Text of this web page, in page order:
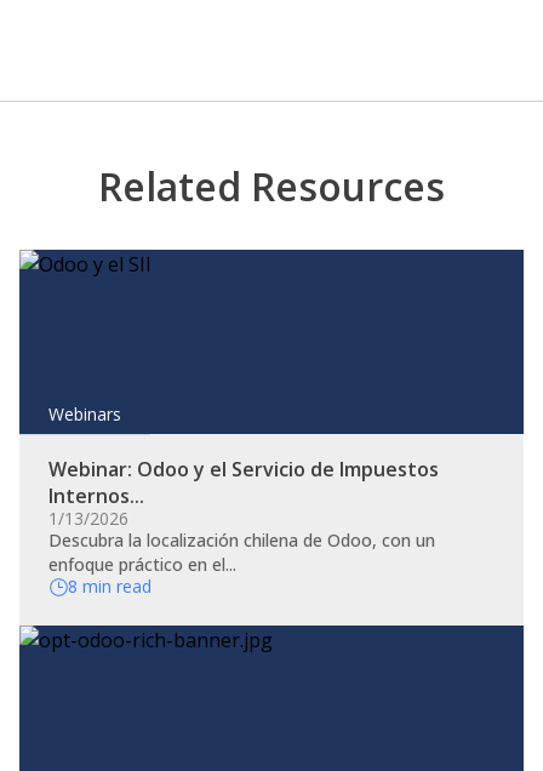
Related Resources
Webinars
Webinar: Odoo y el Servicio de Impuestos
Internos...
1/13/2026
Descubra la localización chilena de Odoo, con un
enfoque práctico en el...
8 min read